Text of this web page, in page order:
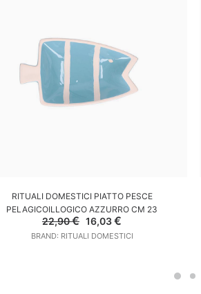
AGGIUNGI AL CARRELLO
RITUALI DOMESTICI PIATTO PESCE
PELAGICOILLOGICO AZZURRO CM 23
22,90€ Il
prezzo
originale
16,03€
attuale
BRAND: RITUALI DOMESTICI